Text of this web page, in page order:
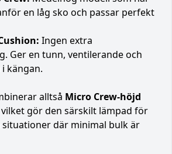
en låg sko och passar perfekt
Ingen extra
Ger en tunn, ventilerande och
kängan.
alltså Micro Crew-höjd
vilket gör den särskilt lämpad för
där minimal bulk är